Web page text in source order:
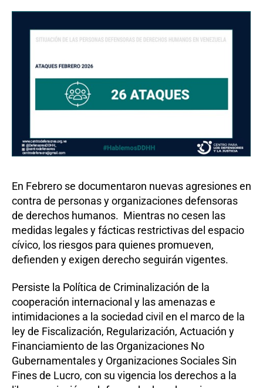
En Febrero se documentaron nuevas agresiones en
contra de personas y organizaciones defensoras
de derechos humanos. Mientras no cesen las
medidas legales y fácticas restrictivas del espacio
cívico, los riesgos para quienes promueven,
defienden y exigen derecho seguirán vigentes.
Persiste la Política de Criminalización de la
cooperación internacional y las amenazas e
intimidaciones a la sociedad civil en el marco de la
ley de Fiscalización, Regularización, Actuación y
Financiamiento de las Organizaciones No
Gubernamentales y Organizaciones Sociales Sin
Fines de Lucro, con su vigencia los derechos a la